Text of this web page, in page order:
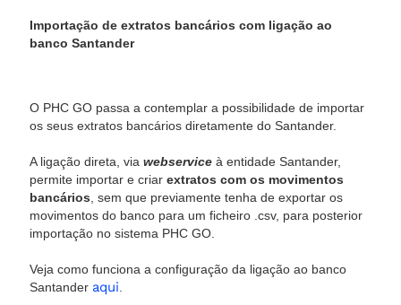
Importação de extratos bancários com ligação ao
banco Santander
O PHC GO passa a contemplar a possibilidade de importar
os seus extratos bancários diretamente do Santander.
A ligação direta, via webservice à entidade Santander,
permite importar e criar extratos com os movimentos
bancários , sem que previamente tenha de exportar os
movimentos do banco para um ficheiro .csv, para posterior
importação no sistema PHC GO.
Veja como funciona a configuração da ligação ao banco
Santander aqui